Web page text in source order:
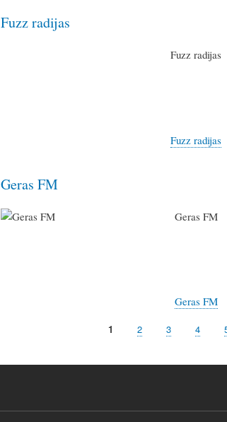
Fuzz radijas
Fuzz radijas
Fuzz radijas
Geras FM
Geras FM
Geras FM
Current
1 Page
2 Page
3 Page
4